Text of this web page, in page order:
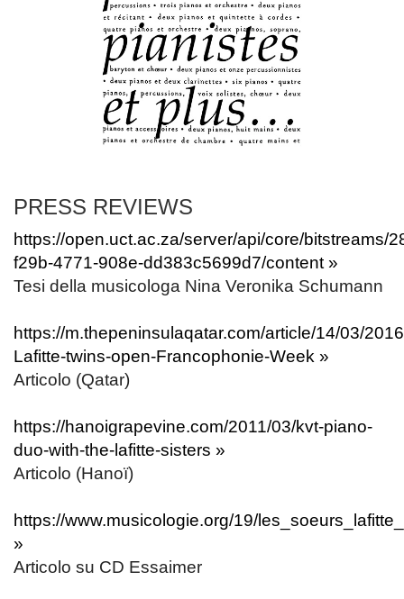
PRESS REVIEWS
https://open.uct.ac.za/server/api/core/bitstreams/
f29b-4771-908e-dd383c5699d7/content »
Tesi della musicologa Nina Veronika Schumann
https://m.thepeninsulaqatar.com/article/14/03/
Lafitte-twins-open-Francophonie-Week »
Articolo (Qatar)
https://hanoigrapevine.com/2011/03/kvt-piano-
duo-with-the-lafitte-sisters »
Articolo (Hanoï)
https://www.musicologie.org/19/
»
Articolo su CD Essaimer